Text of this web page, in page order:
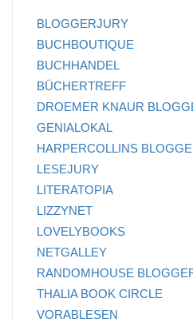
BLOGGERJURY
BUCHBOUTIQUE
BUCHHANDEL
BÜCHERTREFF
DROEMER KNAUR
GENIALOKAL
HARPERCOLLINS
LESEJURY
LITERATOPIA
LIZZYNET
LOVELYBOOKS
NETGALLEY
RANDOMHOUSE
THALIA BOOK CIRCLE
VORABLESEN